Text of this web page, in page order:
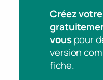
Créez
vouspour
version
fiche.